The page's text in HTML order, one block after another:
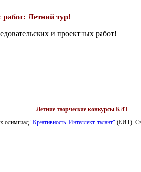
работ: Летний тур!
и проектных работ!
Летние творческие конкурсы КИТ
олимпиад "Креативность. Интеллект. талант" (КИТ).